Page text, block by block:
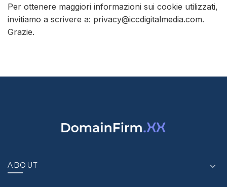
Per ottenere maggiori informazioni sui cookie utilizzati,
invitiamo a scrivere a: privacy@iccdigitalmedia.com.
Grazie.
ABOUT